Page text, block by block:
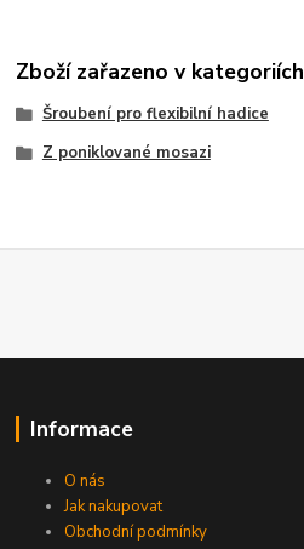
Zboží zařazeno v kategoriích
Šroubení pro flexibilní hadice
Z poniklované mosazi
Informace
O nás
Jak nakupovat
Obchodní podmínky